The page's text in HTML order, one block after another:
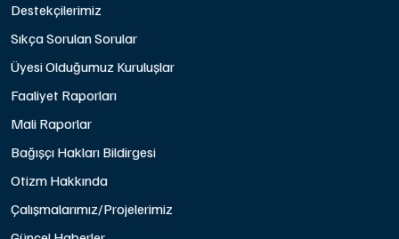
Destekçilerimiz
Sıkça Sorulan Sorular
Üyesi Olduğumuz Kuruluşlar
Faaliyet Raporları
Mali Raporlar
Bağışçı Hakları Bildirgesi
Otizm Hakkında
Çalışmalarımız/Projelerimiz